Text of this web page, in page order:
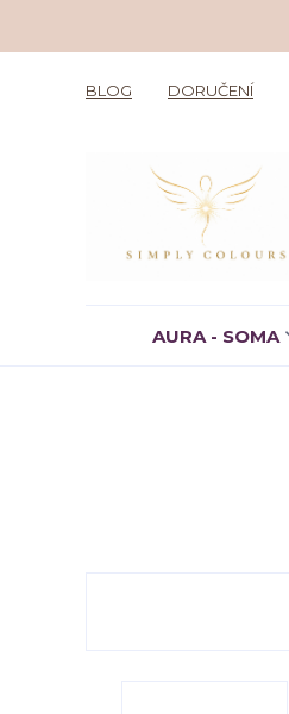
BLOG DORUČENÍ
AURA - SOMA